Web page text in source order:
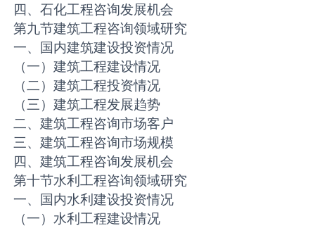
四、石化工程咨询发展机会
第九节建筑工程咨询领域研究
一、国内建筑建设投资情况
（一）建筑工程建设情况
（二）建筑工程投资情况
（三）建筑工程发展趋势
二、建筑工程咨询市场客户
三、建筑工程咨询市场规模
四、建筑工程咨询发展机会
第十节水利工程咨询领域研究
一、国内水利建设投资情况
（一）水利工程建设情况